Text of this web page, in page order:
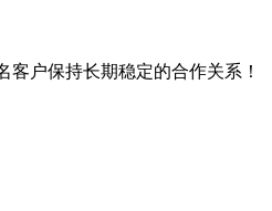
户保持长期稳定的合作关系！